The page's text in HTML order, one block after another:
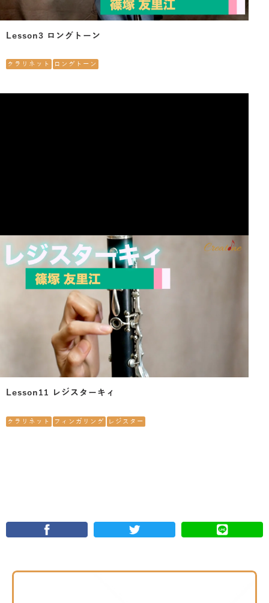
Lesson3 ロングトーン
クラリネット ロングトーン
Lesson11 レジスターキィ
クラリネット フィンガリング レジスター